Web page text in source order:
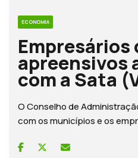
ECONOMIA
Empresários
apreensivos
com a Sata
O Conselho de
com os municípios e os